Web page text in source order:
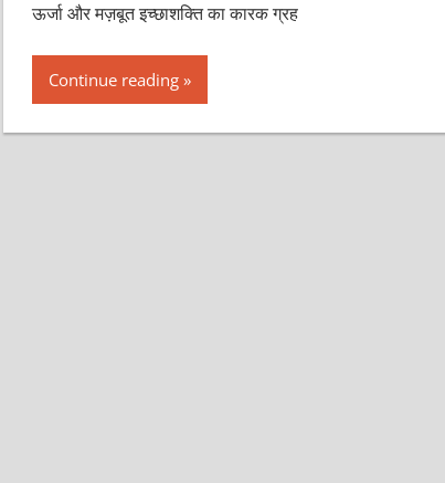
ऊर्जा और मज़बूत इच्छाशक्ति का कारक ग्रह
Continue reading